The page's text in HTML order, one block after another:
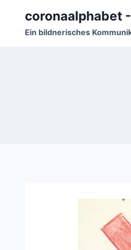
springen
coronaalphabet
Ein bildnerisches